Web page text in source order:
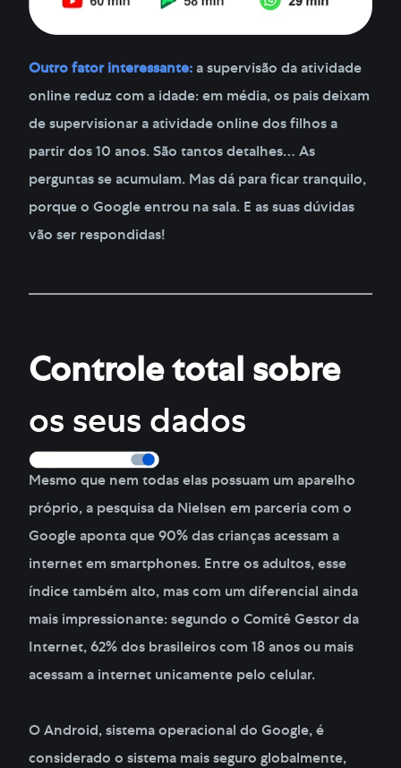
Outro fator interessante: a supervisão da atividade
online reduz com a idade: em média, os pais deixam
de supervisionar a atividade online dos filhos a
partir dos 10 anos. São tantos detalhes… As
perguntas se acumulam. Mas dá para ficar tranquilo,
porque o Google entrou na sala. E as suas dúvidas
vão ser respondidas!
Controle total sobre
os seus dados
Mesmo que nem todas elas possuam um aparelho
próprio, a pesquisa da Nielsen em parceria com o
Google aponta que 90% das crianças acessam a
internet em smartphones. Entre os adultos, esse
índice também alto, mas com um diferencial ainda
mais impressionante: segundo o Comitê Gestor da
Internet, 62% dos brasileiros com 18 anos ou mais
acessam a internet unicamente pelo celular.
O Android, sistema operacional do Google, é
considerado o sistema mais seguro globalmente,